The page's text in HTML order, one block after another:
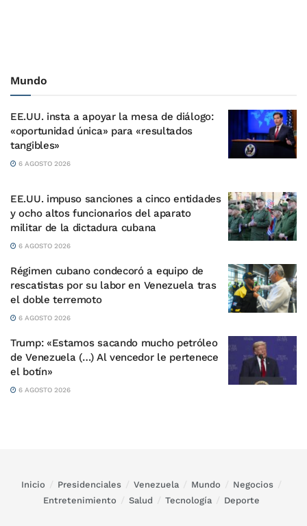
Mundo
EE.UU. insta a apoyar la mesa de diálogo:
«oportunidad única» para «resultados
tangibles»
6 AGOSTO 2026
EE.UU. impuso sanciones a cinco entidades
y ocho altos funcionarios del aparato
militar de la dictadura cubana
6 AGOSTO 2026
Régimen cubano condecoró a equipo de
rescatistas por su labor en Venezuela tras
el doble terremoto
6 AGOSTO 2026
Trump: «Estamos sacando mucho petróleo
de Venezuela (…) Al vencedor le pertenece
el botín»
6 AGOSTO 2026
Inicio Presidenciales Venezuela Mundo
Negocios
Entretenimiento
Salud Tecnología Deporte